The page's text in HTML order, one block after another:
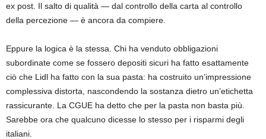
ex post. Il salto di qualità — dal controllo della carta al controllo
della percezione — è ancora da compiere.
Eppure la logica è la stessa. Chi ha venduto obbligazioni
subordinate come se fossero depositi sicuri ha fatto esattamente
ciò che Lidl ha fatto con la sua pasta: ha costruito un’impressione
complessiva distorta, nascondendo la sostanza dietro un’etichetta
rassicurante. La CGUE ha detto che per la pasta non basta più.
Sarebbe ora che qualcuno dicesse lo stesso per i risparmi degli
italiani.